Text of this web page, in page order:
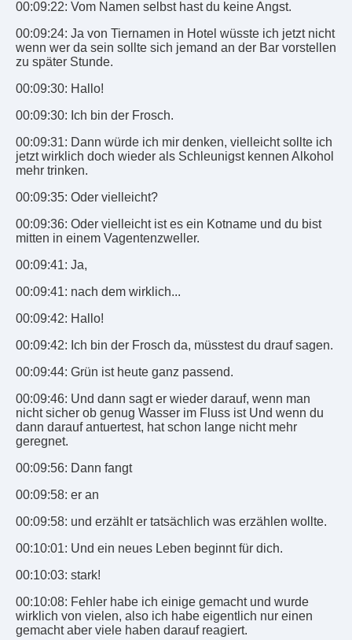
00:09:22: Vom Namen selbst hast du keine Angst.
00:09:24: Ja von Tiernamen in Hotel wüsste ich jetzt nicht
wenn wer da sein sollte sich jemand an der Bar vorstellen
zu später Stunde.
00:09:30: Hallo!
00:09:30: Ich bin der Frosch.
00:09:31: Dann würde ich mir denken, vielleicht sollte ich
jetzt wirklich doch wieder als Schleunigst kennen Alkohol
mehr trinken.
00:09:35: Oder vielleicht?
00:09:36: Oder vielleicht ist es ein Kotname und du bist
mitten in einem Vagentenzweller.
00:09:41: Ja,
00:09:41: nach dem wirklich...
00:09:42: Hallo!
00:09:42: Ich bin der Frosch da, müsstest du drauf sagen.
00:09:44: Grün ist heute ganz passend.
00:09:46: Und dann sagt er wieder darauf, wenn man
nicht sicher ob genug Wasser im Fluss ist Und wenn du
dann darauf antuertest, hat schon lange nicht mehr
geregnet.
00:09:56: Dann fangt
00:09:58: er an
00:09:58: und erzählt er tatsächlich was erzählen wollte.
00:10:01: Und ein neues Leben beginnt für dich.
00:10:03: stark!
00:10:08: Fehler habe ich einige gemacht und wurde
wirklich von vielen, also ich habe eigentlich nur einen
gemacht aber viele haben darauf reagiert.